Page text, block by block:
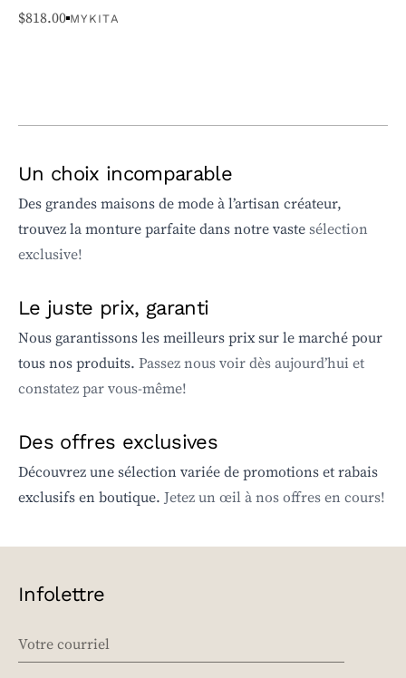
$818.00 MYKITA
Un choix incomparable
Des grandes maisons de mode à l’artisan créateur,
trouvez la monture parfaite dans notre vastesélection
exclusive!
Le juste prix, garanti
Nous garantissons les meilleurs prix sur le marché pour
tous nos produits. Passez nous voir dès aujourd’hui et
constatez par vous-même!
Des offres exclusives
Découvrez une sélection variée de promotions et rabais
exclusifs en boutique. Jetez un œil à nos offres en cours!
Infolettre